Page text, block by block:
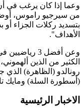
وعما إذا كان يرغب في
من سيرجيو راموس،
بتسديد ركلات الجزاء أو
الأهداف".
وعن أفضل 3
الكثير من الذين
رونالدو (الظاهرة)
(أسطورة السلة) ومايك
الاخبار الرئيسية